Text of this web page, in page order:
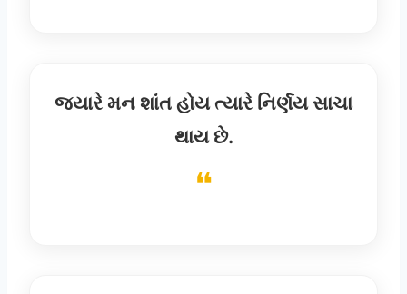
જ્યારે મન શાંત હોય ત્યારે નિર્ણય સાચા
થાય છે.